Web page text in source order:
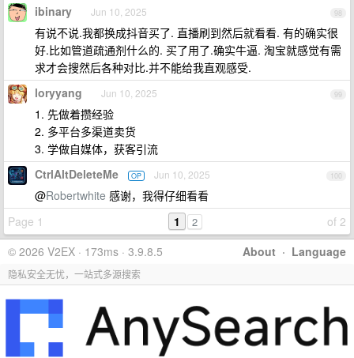
98
ibinary Jun 10, 2025
有说不说.我都换成抖音买了. 直播刷到然后就看看. 有的确实很
好.比如管道疏通剂什么的. 买了用了.确实牛逼. 淘宝就感觉有需
求才会搜然后各种对比.并不能给我直观感受.
99
loryyang Jun 10, 2025
1. 先做着攒经验
2. 多平台多渠道卖货
3. 学做自媒体，获客引流
100
CtrlAltDeleteMe OP Jun 10, 2025
@Robertwhite 感谢，我得仔细看看
Page 1
of 2
1 2
About · Language
© 2026 V2EX · 173ms · 3.9.8.5
隐私安全无忧，一站式多源搜索